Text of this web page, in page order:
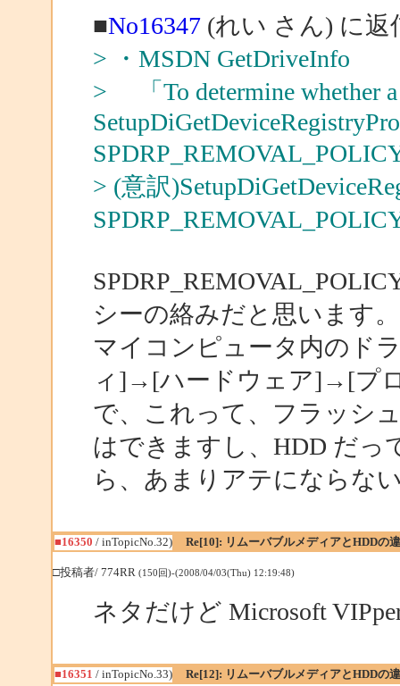
■No16347(れい さん) に返
> ・MSDN GetDriveInfo
> 「To determine whether
> (意訳
シーの絡みだと思います。
マイコンピュータ内のド
ィ]→[ハードウェア]→[プ
で、これって、フラッシ
はできますし、HDD だっ
ら、あまりアテにならな
■16350 / inTopicNo.32) Re[10]: リムーバブルメディアとHDDの
□投稿者/ 774RR (150回)-(2008/04/03(Thu) 12:19:48)
ネタだけど Microsoft
■16351 / inTopicNo.33) Re[12]: リムーバブルメディアとHDDの